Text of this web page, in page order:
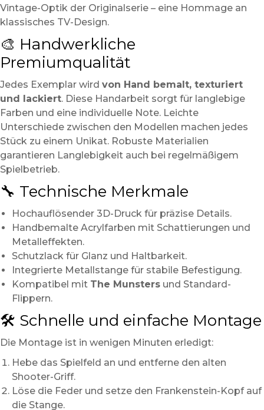
Vintage-Optik der Originalserie – eine Hommage an
klassisches TV-Design.
🎨 Handwerkliche
Premiumqualität
Jedes Exemplar wird von Hand bemalt, texturiert
und lackiert. Diese Handarbeit sorgt für langlebige
Farben und eine individuelle Note. Leichte
Unterschiede zwischen den Modellen machen jedes
Stück zu einem Unikat. Robuste Materialien
garantieren Langlebigkeit auch bei regelmäßigem
Spielbetrieb.
🔧 Technische Merkmale
Hochauflösender 3D-Druck für präzise Details.
Handbemalte Acrylfarben mit Schattierungen und
Metalleffekten.
Schutzlack für Glanz und Haltbarkeit.
Integrierte Metallstange für stabile Befestigung.
Kompatibel mit The Munsters und Standard-
Flippern.
🛠️ Schnelle und einfache Montage
Die Montage ist in wenigen Minuten erledigt:
Hebe das Spielfeld an und entferne den alten
Shooter-Griff.
Löse die Feder und setze den Frankenstein-Kopf auf
die Stange.